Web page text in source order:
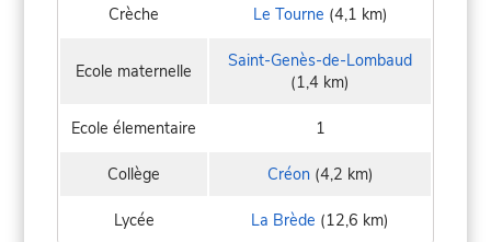
Crèche Le Tourne (4,1 km)
Ecole maternelle
Saint-Genès-de-Lombaud
(1,4 km)
Ecole élementaire 1
Collège Créon(4,2 km)
Lycée La Brède (12,6 km)